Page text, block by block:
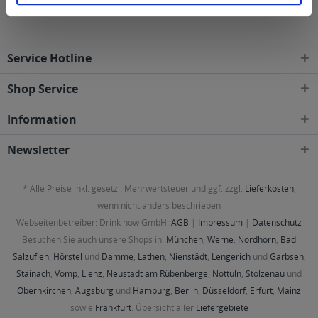
Service Hotline
Shop Service
Information
Newsletter
* Alle Preise inkl. gesetzl. Mehrwertsteuer und ggf. zzgl. Lieferkosten,
wenn nicht anders beschrieben
Webseitenbetreiber: Drink now GmbH: AGB | Impressum | Datenschutz
Besuchen Sie auch unsere Shops in: München, Werne, Nordhorn, Bad
Salzuflen, Hörstel und Damme, Lathen, Nienstädt, Lengerichund Garbsen,
Stainach, Vomp, Lienz, Neustadt am Rübenberge, Nottuln, Stolzenau und
Obernkirchen, Augsburg und Hamburg, Berlin, Düsseldorf, Erfurt, Mainz
sowie Frankfurt. Übersicht aller Liefergebiete